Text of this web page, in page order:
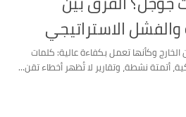
والفشل الاستراتيجي
وكأنها تعمل بكفاءة عالية: كلمات
أتمتة نشطة، وتقارير لا تُظهر أخطاء تقن...